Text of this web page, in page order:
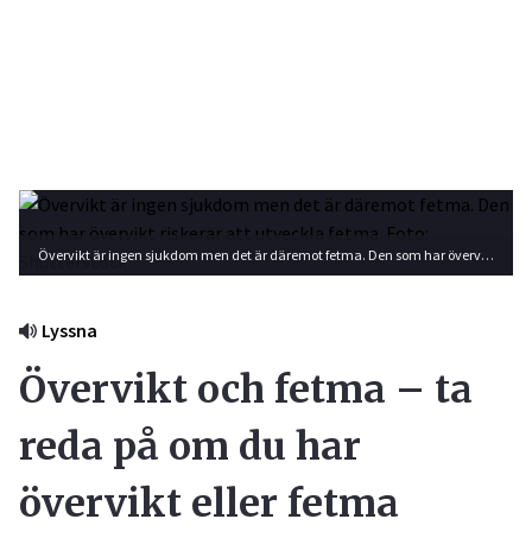
Övervikt är ingen sjukdom men det är däremot fetma. Den som har övervikt riskerar att utveckla fetma. Foto: Shutterstock
Lyssna
Övervikt och fetma – ta
reda på om du har
övervikt eller fetma